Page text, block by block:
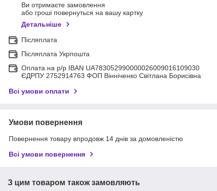
Ви отримаєте замовлення
або гроші повернуться на вашу картку
Детальніше
Післяплата
Післяплата Укрпошта
Оплата на р/р IBAN UA783052990000026009016109030
ЄДРПУ 2752914763 ФОП Вінніченко Світлана Борисівна
Всі умови оплати
Умови повернення
Повернення товару впродовж 14 днів за домовленістю
Всі умови повернення
З цим товаром також замовляють